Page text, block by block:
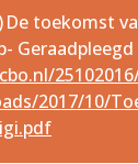
De toekomst
Geraadpleegd
2017/10/